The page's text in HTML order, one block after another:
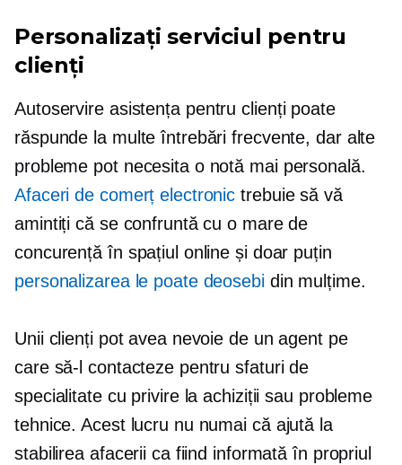
Personalizați serviciul pentru
clienți
Autoservireasistența pentru clienți poate
răspunde la multe întrebări frecvente, dar alte
probleme pot necesita o notă mai personală.
Afaceri de comerț electronic trebuie să vă
amintiți că se confruntă cu o mare de
concurență în spațiul online și doar puțin
personalizarea le poate deosebidin mulțime.
Unii clienți pot avea nevoie de un agent pe
care să-l contacteze pentru sfaturi de
specialitate cu privire la achiziții sau probleme
tehnice. Acest lucru nu numai că ajută la
stabilirea afacerii ca fiind informată în propriul